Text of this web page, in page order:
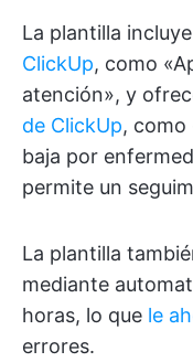
La plantilla incluye
ClickUp, como
atención», y
de ClickUp, como
baja por
permite un
La plantilla
mediante
horas, lo que le
errores.